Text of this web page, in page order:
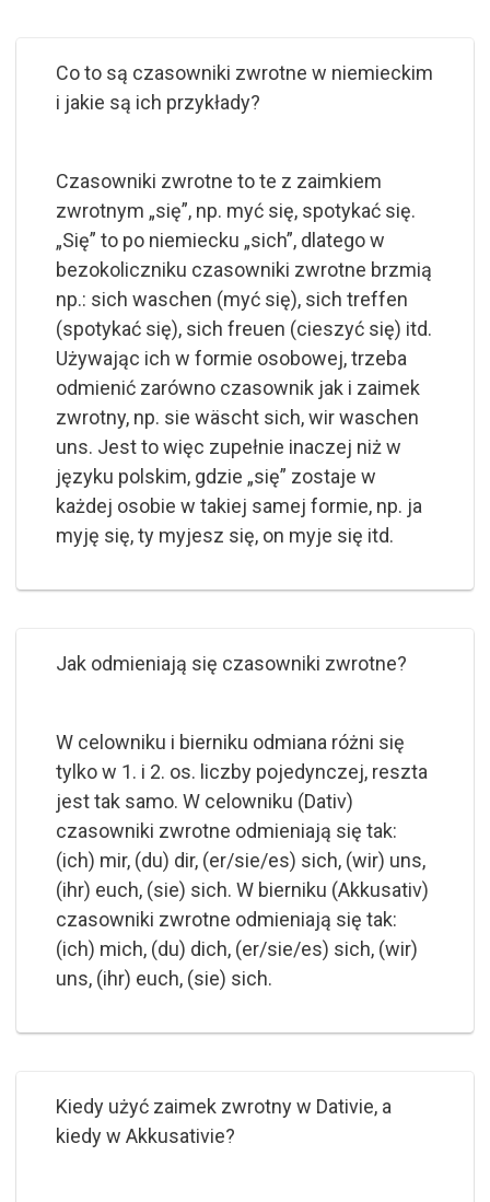
Co to są czasowniki zwrotne w niemieckim
i jakie są ich przykłady?
Czasowniki zwrotne to te z zaimkiem
zwrotnym „się”, np. myć się, spotykać się.
„Się” to po niemiecku „sich”, dlatego w
bezokoliczniku czasowniki zwrotne brzmią
np.: sich waschen (myć się), sich treffen
(spotykać się), sich freuen (cieszyć się) itd.
Używając ich w formie osobowej, trzeba
odmienić zarówno czasownik jak i zaimek
zwrotny, np. sie wäscht sich, wir waschen
uns. Jest to więc zupełnie inaczej niż w
języku polskim, gdzie „się” zostaje w
każdej osobie w takiej samej formie, np. ja
myję się, ty myjesz się, on myje się itd.
Jak odmieniają się czasowniki zwrotne?
W celowniku i bierniku odmiana różni się
tylko w 1. i 2. os. liczby pojedynczej, reszta
jest tak samo. W celowniku (Dativ)
czasowniki zwrotne odmieniają się tak:
(ich) mir, (du) dir, (er/sie/es) sich, (wir) uns,
(ihr) euch, (sie) sich. W bierniku (Akkusativ)
czasowniki zwrotne odmieniają się tak:
(ich) mich, (du) dich, (er/sie/es) sich, (wir)
uns, (ihr) euch, (sie) sich.
Kiedy użyć zaimek zwrotny w Dativie, a
kiedy w Akkusativie?